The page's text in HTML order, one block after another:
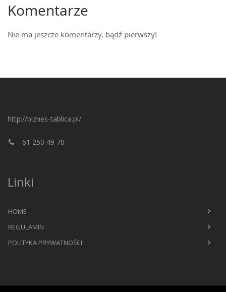
Komentarze
Nie ma jeszcze komentarzy, bądź pierwszy!
http://biznes-tablica.pl/
61 250 49 70
Linki
HOME
REGULAMIN
POLITYKA PRYWATNOŚCI